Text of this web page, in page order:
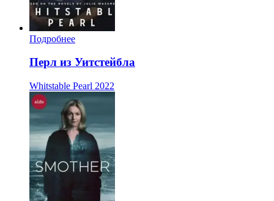
Подробнее
Перл из Уитстейбла
Whitstable Pearl 2022